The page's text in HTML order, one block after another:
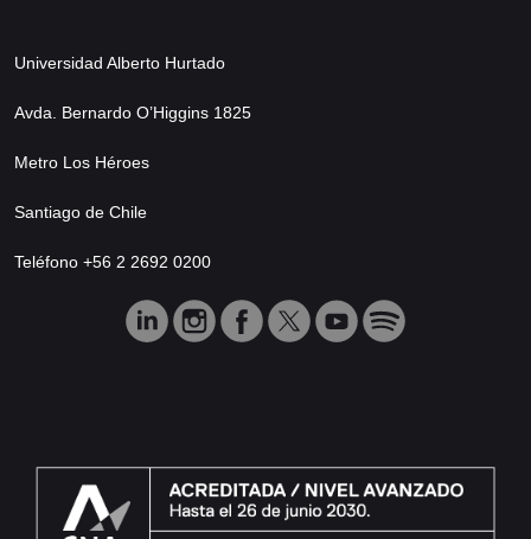
Universidad Alberto Hurtado
Avda. Bernardo O’Higgins 1825
Metro Los Héroes
Santiago de Chile
Teléfono +56 2 2692 0200